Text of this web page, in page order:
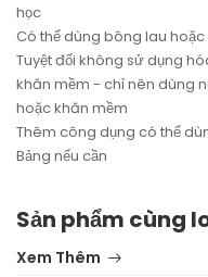
học
Có thể dùng bông lau
Tuyệt đối không sử dụng
khăn mềm - chỉ nên dùng
hoặc khăn mềm
Thêm công dụng có thể
Bảng nếu cần
Sản phẩm cùng
Xem Thêm